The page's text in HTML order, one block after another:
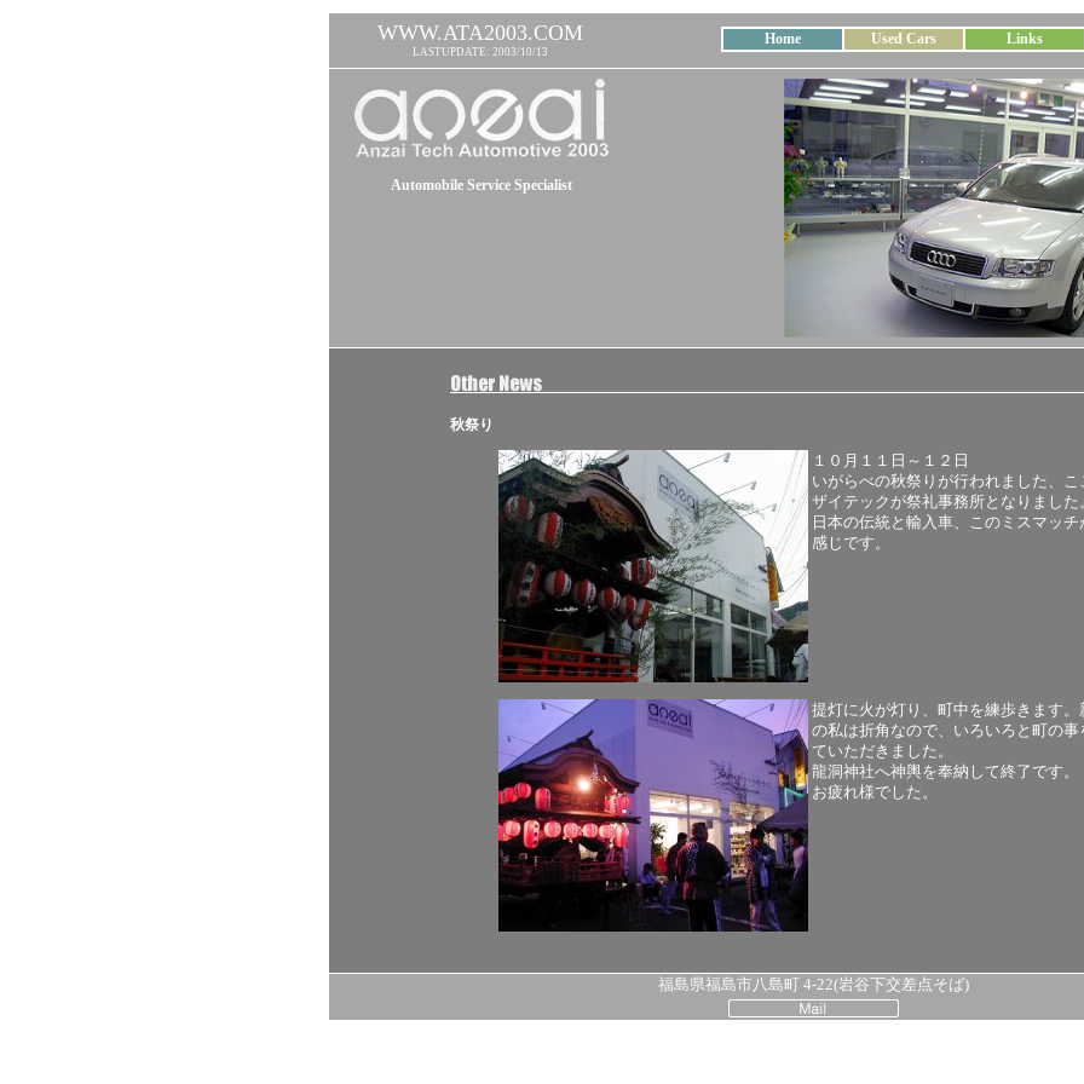
WWW.ATA2003.COM
LASTUPDATE: 2003/10/13
Home Used Cars Links
Automobile Service Specialist
秋祭り
１０月１１日～１２日
いがらべの秋祭りが行われました、こ
ザイテックが祭礼事務所となりました
日本の伝統と輸入車、このミスマッチ
感じです。
提灯に火が灯り、町中を練歩きます。
の私は折角なので、いろいろと町の事
ていただきました。
龍洞神社へ神輿を奉納して終了です。
お疲れ様でした。
福島県福島市八島町 4-22(岩谷下交差点そば)